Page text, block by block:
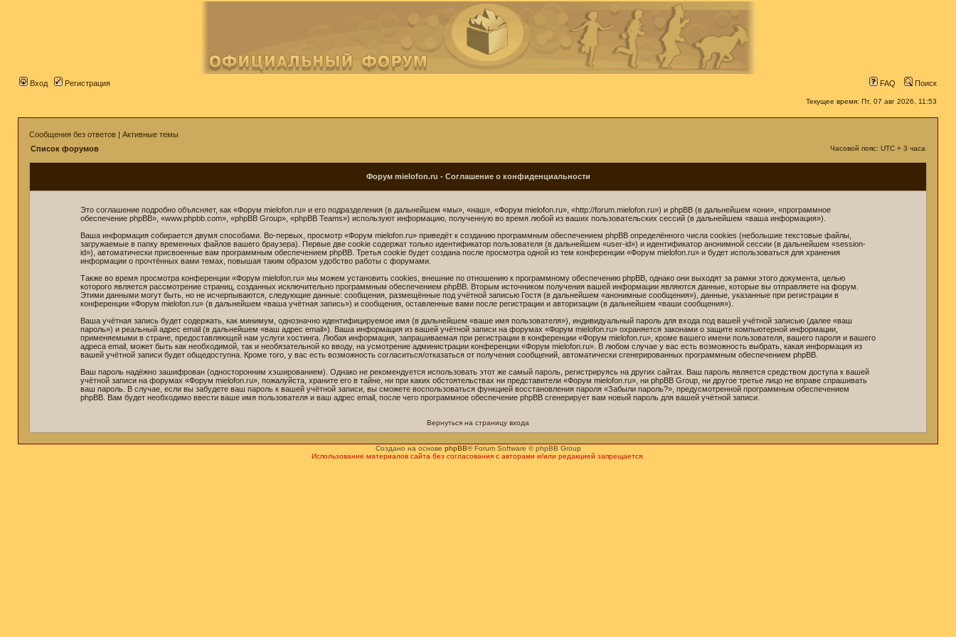
Вход Регистрация FAQ Поиск
Текущее время: Пт, 07 авг 2026, 11:53
Сообщения без ответов | Активные темы
Список форумов
Часовой пояс: UTC + 3 часа
Форум mielofon.ru - Соглашение о конфиденциальности
Это соглашение подробно объясняет, как «Форум mielofon.ru» и его подразделения (в дальнейшем «мы», «наш», «Форум mielofon.ru», «http://forum.mielofon.ru») и phpBB (в дальнейшем «они», «программное
обеспечение phpBB», «www.phpbb.com», «phpBB Group», «phpBB Teams») используют информацию, полученную во время любой из ваших пользовательских сессий (в дальнейшем «ваша информация»).
Ваша информация собирается двумя способами. Во-первых, просмотр «Форум mielofon.ru» приведёт к созданию программным обеспечением phpBB определённого числа cookies (небольшие текстовые файлы,
загружаемые в папку временных файлов вашего браузера). Первые две cookie содержат только идентификатор пользователя (в дальнейшем «user-id») и идентификатор анонимной сессии (в дальнейшем «session-
id»), автоматически присвоенные вам программным обеспечением phpBB. Третья cookie будет создана после просмотра одной из тем конференции «Форум mielofon.ru» и будет использоваться для хранения
информации о прочтённых вами темах, повышая таким образом удобство работы с форумами.
Также во время просмотра конференции «Форум mielofon.ru» мы можем установить cookies, внешние по отношению к программному обеспечению phpBB, однако они выходят за рамки этого документа, целью
которого является рассмотрение страниц, созданных исключительно программным обеспечением phpBB. Вторым источником получения вашей информации являются данные, которые вы отправляете на форум.
Этими данными могут быть, но не исчерпываются, следующие данные: сообщения, размещённые под учётной записью Гостя (в дальнейшем «анонимные сообщения»), данные, указанные при регистрации в
конференции «Форум mielofon.ru» (в дальнейшем «ваша учётная запись») и сообщения, оставленные вами после регистрации и авторизации (в дальнейшем «ваши сообщения»).
Ваша учётная запись будет содержать, как минимум, однозначно идентифицируемое имя (в дальнейшем «ваше имя пользователя»), индивидуальный пароль для входа под вашей учётной записью (далее «ваш
пароль») и реальный адрес email (в дальнейшем «ваш адрес email»). Ваша информация из вашей учётной записи на форумах «Форум mielofon.ru» охраняется законами о защите компьютерной информации,
применяемыми в стране, предоставляющей нам услуги хостинга. Любая информация, запрашиваемая при регистрации в конференции «Форум mielofon.ru», кроме вашего имени пользователя, вашего пароля и вашего
адреса email, может быть как необходимой, так и необязательной ко вводу, на усмотрение администрации конференции «Форум mielofon.ru». В любом случае у вас есть возможность выбрать, какая информация из
вашей учётной записи будет общедоступна. Кроме того, у вас есть возможность согласиться/отказаться от получения сообщений, автоматически сгенерированных программным обеспечением phpBB.
Ваш пароль надёжно зашифрован (односторонним хэшированием). Однако не рекомендуется использовать этот же самый пароль, регистрируясь на других сайтах. Ваш пароль является средством доступа к вашей
учётной записи на форумах «Форум mielofon.ru», пожалуйста, храните его в тайне, ни при каких обстоятельствах ни представители «Форум mielofon.ru», ни phpBB Group, ни другое третье лицо не вправе спрашивать
ваш пароль. В случае, если вы забудете ваш пароль к вашей учётной записи, вы сможете воспользоваться функцией восстановления пароля «Забыли пароль?», предусмотренной программным обеспечением
phpBB. Вам будет необходимо ввести ваше имя пользователя и ваш адрес email, после чего программное обеспечение phpBB сгенерирует вам новый пароль для вашей учётной записи.
Вернуться на страницу входа
Создано на основе phpBB® Forum Software © phpBB Group
Использование материалов сайта без согласования с авторами и/или редакцией запрещается.